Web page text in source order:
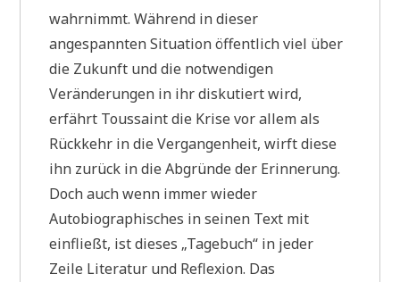
wahrnimmt. Während in dieser
angespannten Situation öffentlich viel über
die Zukunft und die notwendigen
Veränderungen in ihr diskutiert wird,
erfährt Toussaint die Krise vor allem als
Rückkehr in die Vergangenheit, wirft diese
ihn zurück in die Abgründe der Erinnerung.
Doch auch wenn immer wieder
Autobiographisches in seinen Text mit
einfließt, ist dieses „Tagebuch“ in jeder
Zeile Literatur und Reflexion. Das